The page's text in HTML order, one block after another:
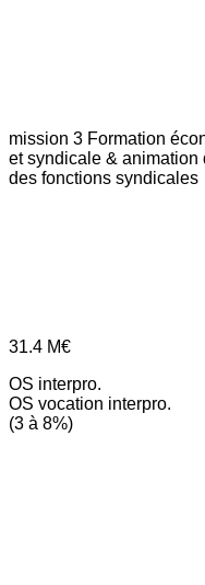
mission 3 Formation
et syndicale & animation
des fonctions syndicales
31.4 M€
OS interpro.
OS vocation interpro.
(3 à 8%)